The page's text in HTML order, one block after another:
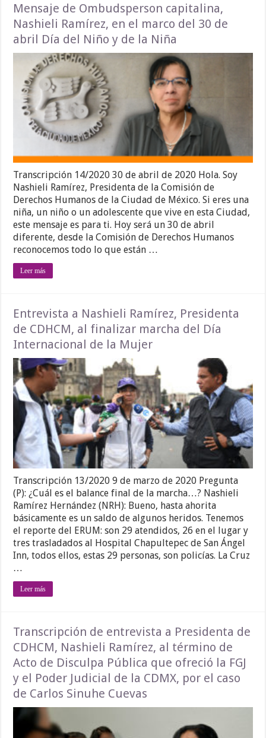
Mensaje de Ombudsperson capitalina,
Nashieli Ramírez, en el marco del 30 de
abril Día del Niño y de la Niña
Transcripción 14/2020 30 de abril de 2020 Hola. Soy
Nashieli Ramírez, Presidenta de la Comisión de
Derechos Humanos de la Ciudad de México. Si eres una
niña, un niño o un adolescente que vive en esta Ciudad,
este mensaje es para ti. Hoy será un 30 de abril
diferente, desde la Comisión de Derechos Humanos
reconocemos todo lo que están …
Leer más
Entrevista a Nashieli Ramírez, Presidenta
de CDHCM, al finalizar marcha del Día
Internacional de la Mujer
Transcripción 13/2020 9 de marzo de 2020 Pregunta
(P): ¿Cuál es el balance final de la marcha…? Nashieli
Ramírez Hernández (NRH): Bueno, hasta ahorita
básicamente es un saldo de algunos heridos. Tenemos
el reporte del ERUM: son 29 atendidos, 26 en el lugar y
tres trasladados al Hospital Chapultepec de San Ángel
Inn, todos ellos, estas 29 personas, son policías. La Cruz
…
Leer más
Transcripción de entrevista a Presidenta de
CDHCM, Nashieli Ramírez, al término de
Acto de Disculpa Pública que ofreció la FGJ
y el Poder Judicial de la CDMX, por el caso
de Carlos Sinuhe Cuevas